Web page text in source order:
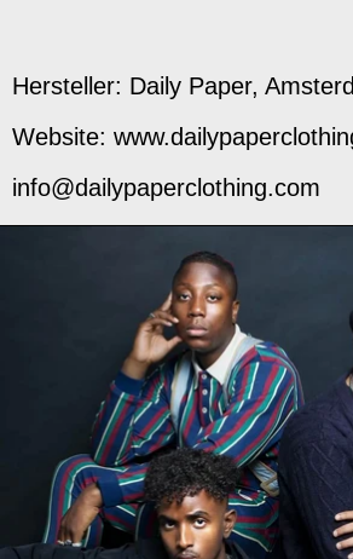
Hersteller: Daily Paper,
Website:
info@dailypaperclothing.com